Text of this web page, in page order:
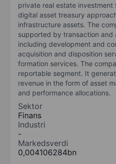
private real estate investment
digital asset treasury
infrastructure assets. The
supported by transaction and
including development and
acquisition and disposition
formation services. The
reportable segment. It
revenue in the form of asset
and performance allocations.
Sektor
Finans
Industri
-
Markedsverdi
0,004106284bn